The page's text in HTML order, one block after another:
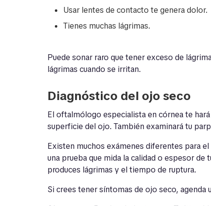
Usar lentes de contacto te genera dolor.
Tienes muchas lágrimas.
Puede sonar raro que tener exceso de
lágrimas cuando se irritan.
Diagnóstico del ojo seco
El oftalmólogo especialista encórneate
superficie del ojo. También examinará tu
Existen muchos exámenes diferentes para
una prueba que mida la calidad o espesor
produces lágrimas y el tiempo de ruptura.
Si crees tener síntomas de ojo seco, agenda